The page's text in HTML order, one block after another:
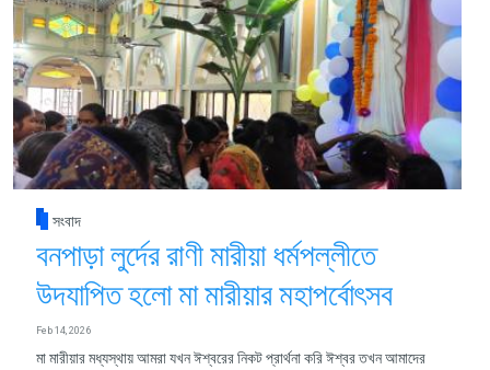
সংবাদ
বনপাড়া লুর্দের রাণী মারীয়া ধর্মপল্লীতে
উদযাপিত হলো মা মারীয়ার মহাপর্বোৎসব
Feb 14, 2026
মা মারীয়ার মধ্যস্থায় আমরা যখন ঈশ্বরের নিকট প্রার্থনা করি ঈশ্বর তখন আমাদের